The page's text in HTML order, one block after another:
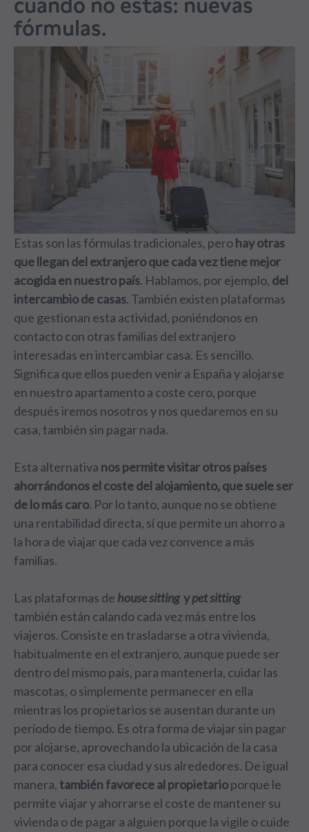
fórmulas.
Estas son las fórmulas tradicionales, perohay otras
que llegan del extranjero que cada vez tiene mejor
acogida en nuestro país. Hablamos, por ejemplo, del
intercambio de casas. También existen plataformas
que gestionan esta actividad, poniéndonos en
contacto con otras familias del extranjero
interesadas en intercambiar casa. Es sencillo.
Significa que ellos pueden venir a España y alojarse
en nuestro apartamento a coste cero, porque
después iremos nosotros y nos quedaremos en su
casa, también sin pagar nada.
Esta alternativa nos permite visitar otros países
ahorrándonos el coste del alojamiento, que suele ser
de lo más caro. Por lo tanto, aunque no se obtiene
una rentabilidad directa, sí que permite un ahorro a
la hora de viajar que cada vez convence a más
familias.
Las plataformas de house sittingypet sitting
también están calando cada vez más entre los
viajeros. Consiste en trasladarse a otra vivienda,
habitualmente en el extranjero, aunque puede ser
dentro del mismo país, para mantenerla, cuidar las
mascotas, o simplemente permanecer en ella
mientras los propietarios se ausentan durante un
período de tiempo. Es otra forma de viajar sin pagar
por alojarse, aprovechando la ubicación de la casa
para conocer esa ciudad y sus alrededores. De igual
manera, también favorece al propietarioporque le
permite viajar y ahorrarse el coste de mantener su
vivienda o de pagar a alguien porque la vigile o cuide